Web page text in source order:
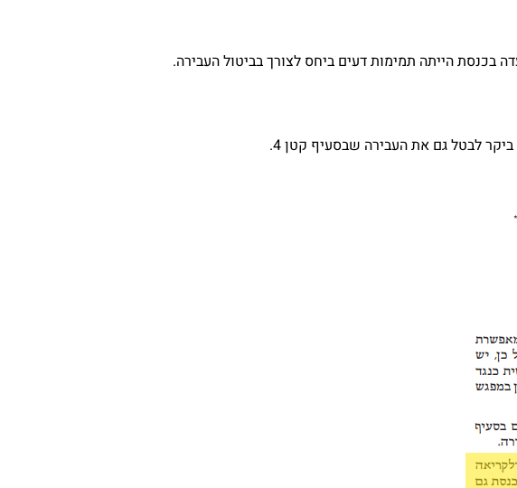
בכנסת הייתה תמימות דעים ביחס לצורך בביטול העבירה.
לבטל גם את העבירה שבסעיף קטן 4.